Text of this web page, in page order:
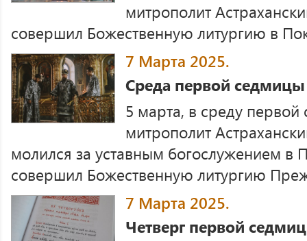
митрополит
совершил Божественную литургию в
7 Марта 2025.
Среда первой седмицы
5 марта, в среду
митрополит
молился за уставным богослужением в
совершил Божественную литургию
7 Марта 2025.
Четверг первой